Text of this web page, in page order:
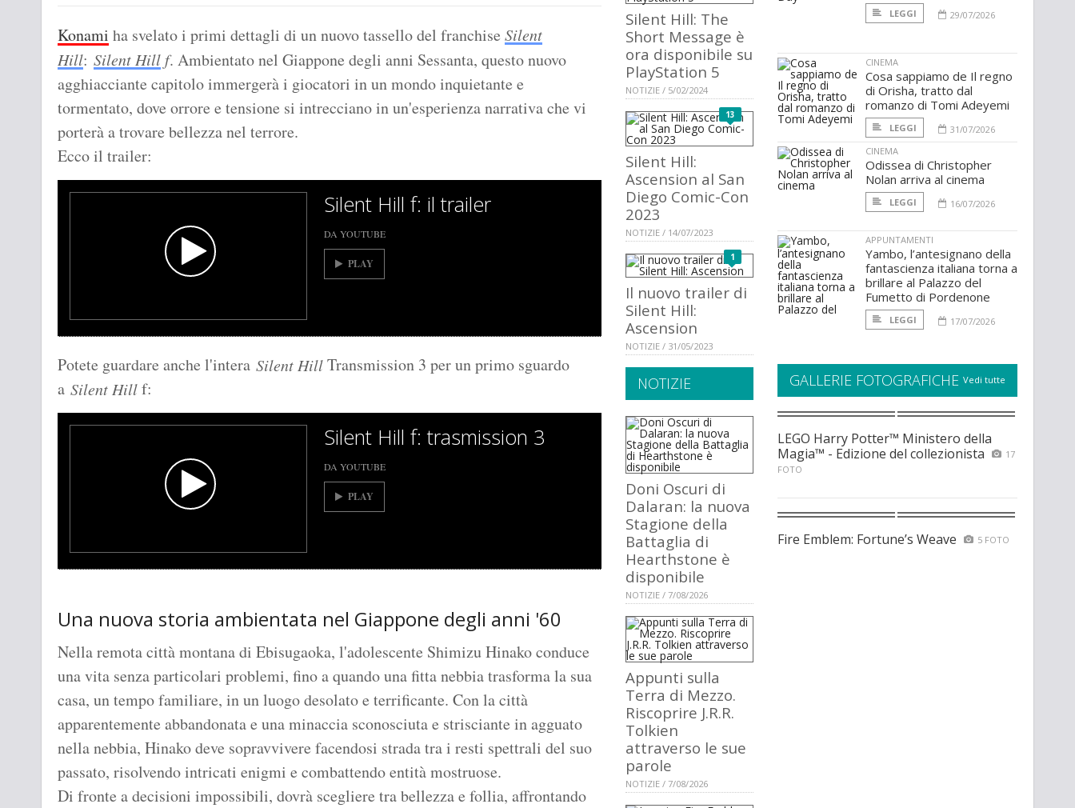
Konami ha svelato i primi dettagli di un nuovo tassello del franchise Silent
Hill: Silent Hillf. Ambientato nel Giappone degli anni Sessanta, questo nuovo
agghiacciante capitolo immergerà i giocatori in un mondo inquietante e
tormentato, dove orrore e tensione si intrecciano in un'esperienza narrativa che vi
porterà a trovare bellezza nel terrore.
Ecco il trailer:
Silent Hill f: il trailer
DA YOUTUBE
PLAY
Potete guardare anche l'intera Silent HillTransmission 3 per un primo sguardo
a Silent Hillf:
Silent Hill f: trasmission 3
DA YOUTUBE
PLAY
Una nuova storia ambientata nel Giappone degli anni '60
Nella remota città montana di Ebisugaoka, l'adolescente Shimizu Hinako conduce
una vita senza particolari problemi, fino a quando una fitta nebbia trasforma la sua
casa, un tempo familiare, in un luogo desolato e terrificante. Con la città
apparentemente abbandonata e una minaccia sconosciuta e strisciante in agguato
nella nebbia, Hinako deve sopravvivere facendosi strada tra i resti spettrali del suo
passato, risolvendo intricati enigmi e combattendo entità mostruose.
Di fronte a decisioni impossibili, dovrà scegliere tra bellezza e follia, affrontando
Silent Hill: The
Short Message è
ora disponibile su
PlayStation 5
NOTIZIE / 5/02/2024
13
Silent Hill:
Ascension al San
Diego Comic-Con
2023
NOTIZIE / 14/07/2023
1
Il nuovo trailer di
Silent Hill:
Ascension
NOTIZIE / 31/05/2023
NOTIZIE
Doni Oscuri di
Dalaran: la nuova
Stagione della
Battaglia di
Hearthstone è
disponibile
NOTIZIE / 7/08/2026
Appunti sulla
Terra di Mezzo.
Riscoprire J.R.R.
Tolkien
attraverso le sue
parole
NOTIZIE / 7/08/2026
LEGGI 29/07/2026
CINEMA
Cosa sappiamo de Il regno
di Orisha, tratto dal
romanzo di Tomi Adeyemi
LEGGI
31/07/2026
CINEMA
Odissea di Christopher
Nolan arriva al cinema
LEGGI 16/07/2026
APPUNTAMENTI
Yambo, l’antesignano della
fantascienza italiana torna a
brillare al Palazzo del
Fumetto di Pordenone
LEGGI 17/07/2026
GALLERIE FOTOGRAFICHE Vedi tutte
LEGO Harry Potter™ Ministero della
Magia™ - Edizione del collezionista
17
FOTO
Fire Emblem: Fortune’s Weave 5 FOTO